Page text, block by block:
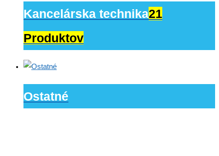
Kancelárska technika21
Produktov
Ostatné